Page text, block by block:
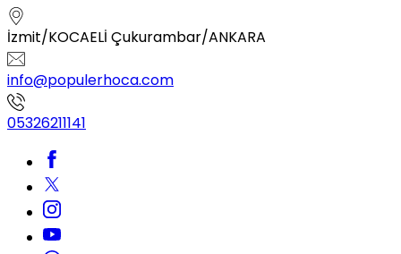
İzmit/KOCAELİ Çukurambar/ANKARA
info@populerhoca.com
05326211141